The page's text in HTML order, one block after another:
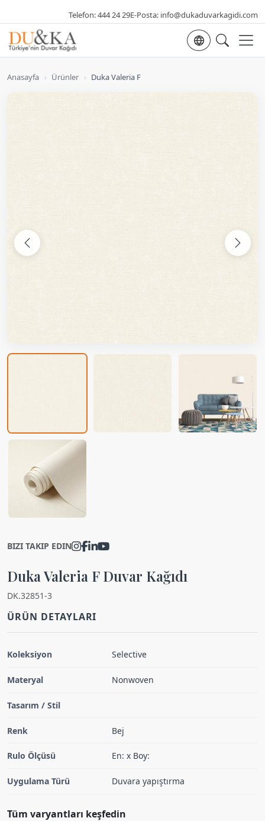
Telefon:444 24 29E-Posta: info@dukaduvarkagidi.com
Dil seçimi
Anasayfa › Ürünler › Duka Valeria F
BIZI TAKIP EDIN
Duka Valeria F Duvar Kağıdı
DK.32851-3
ÜRÜN DETAYLARI
Koleksiyon Selective
Materyal Nonwoven
Tasarım / Stil
Renk Bej
Rulo Ölçüsü En: x Boy:
Uygulama Türü Duvara yapıştırma
Tüm varyantları keşfedin